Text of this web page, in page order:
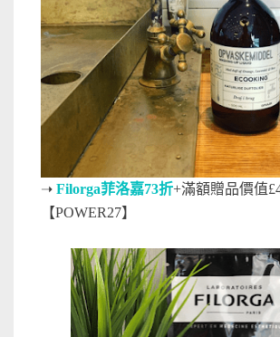
➝ Filorga菲洛嘉73折+滿額贈品價值
【POWER27】